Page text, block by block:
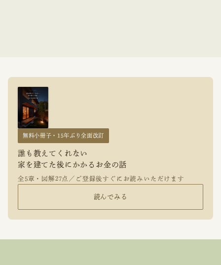
無料小冊子・15年ぶり全面改訂
誰も教えてくれない
家を建てた後にかかるお金の話
全5章・図解27点／ご登録後すぐにお読みいただけます
読んでみる